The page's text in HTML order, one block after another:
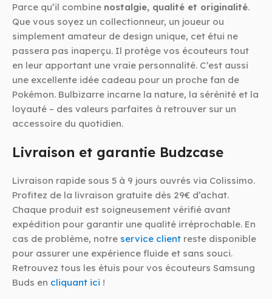
Parce qu’il combine nostalgie, qualité et originalité.
Que vous soyez un collectionneur, un joueur ou
simplement amateur de design unique, cet étui ne
passera pas inaperçu. Il protège vos écouteurs tout
en leur apportant une vraie personnalité. C’est aussi
une excellente idée cadeau pour un proche fan de
Pokémon. Bulbizarre incarne la nature, la sérénité et la
loyauté – des valeurs parfaites à retrouver sur un
accessoire du quotidien.
Livraison et garantie Budzcase
Livraison rapide sous 5 à 9 jours ouvrés via Colissimo.
Profitez de la livraison gratuite dès 29€ d’achat.
Chaque produit est soigneusement vérifié avant
expédition pour garantir une qualité irréprochable. En
cas de problème, notre service client reste disponible
pour assurer une expérience fluide et sans souci.
Retrouvez tous les étuis pour vos écouteurs Samsung
Buds en cliquant ici !